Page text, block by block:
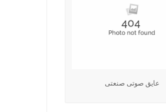
عایق صوتی صنعتی